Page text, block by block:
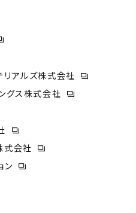
グス株式会社
リアルズ株式会社
式会社
ン